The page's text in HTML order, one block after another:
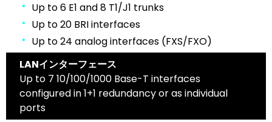
Up to 6 E1 and 8 T1/J1 trunks
Up to 20 BRI interfaces
Up to 24 analog interfaces (FXS/FXO)
LANインターフェース
Up to 7 10/100/1000 Base-T interfaces
configured in 1+1 redundancy or as individual
ports